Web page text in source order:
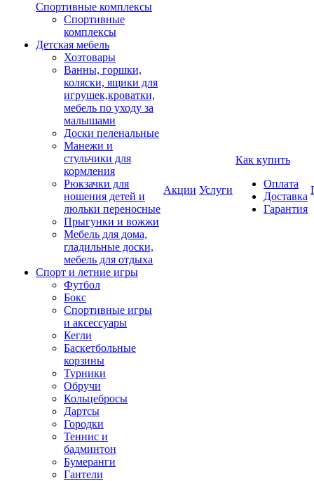
Спортивные комплексы
Спортивные
комплексы
Детская мебель
Хозтовары
Ванны, горшки,
коляски, ящики для
игрушек,кроватки,
мебель по уходу за
малышами
Доски пеленальные
Манежи и
стульчики для
кормления
Рюкзачки для
ношения детей и
люльки переносные
Прыгунки и вожжи
Мебель для дома,
гладильные доски,
мебель для отдыха
Спорт и летние игры
Футбол
Бокс
Спортивные игры
и аксессуары
Кегли
Баскетбольные
корзины
Турники
Обручи
Кольцебросы
Дартсы
Городки
Теннис и
бадминтон
Бумеранги
Гантели
Акции Услуги
Как купить
Оплата
Доставка
Гарантия